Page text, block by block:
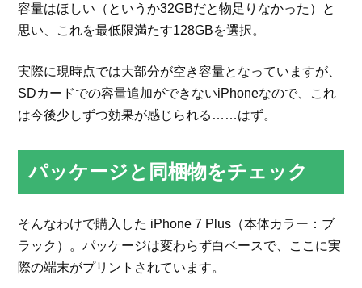
容量はほしい（というか32GBだと物足りなかった）と
思い、これを最低限満たす128GBを選択。
実際に現時点では大部分が空き容量となっていますが、
SDカードでの容量追加ができないiPhoneなので、これ
は今後少しずつ効果が感じられる……はず。
パッケージと同梱物をチェック
そんなわけで購入した iPhone 7 Plus（本体カラー：ブ
ラック）。パッケージは変わらず白ベースで、ここに実
際の端末がプリントされています。